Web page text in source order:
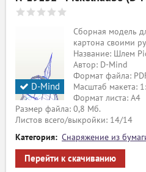
D-Mind
Сборная модель
картона своими
Название: Шлем
Автор: D-Mind
Формат файла:
Масштаб макета:
Формат листа: А4
Размер файла: 0,8 Мб.
Листов всего/выкройки: 14/14
Категория: Снаряжение из
Перейти к скачиванию